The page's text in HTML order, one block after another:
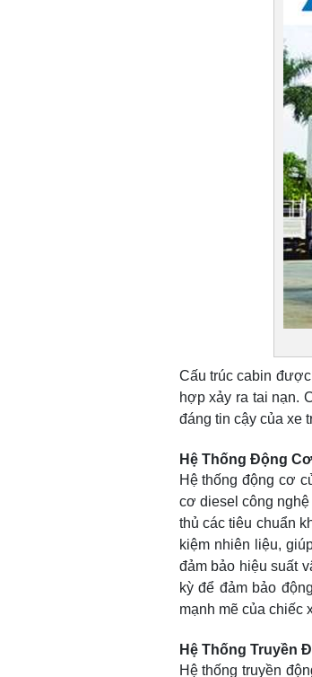
Cấu trúc cabin
hợp xảy ra tai nạn.
đáng tin cậy của xe
Hệ Thống Động
Hệ thống động cơ
cơ diesel công
thủ các tiêu chuẩn
kiệm nhiên liệu,
đảm bảo hiệu suất
kỳ để đảm bảo
mạnh mẽ của chiếc
Hệ Thống Truyền
Hệ thống truyền